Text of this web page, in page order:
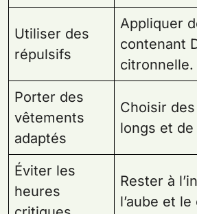
Utiliser des
répulsifs
Appliquer
contenant
citronnelle.
Porter des
vêtements
adaptés
Choisir
longs et
Éviter les
heures
Rester à
l’aube et